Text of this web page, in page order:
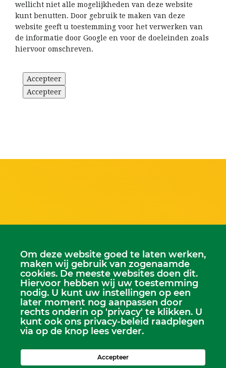
wellicht niet alle mogelijkheden van deze website
kunt benutten. Door gebruik te maken van deze
website geeft u toestemming voor het verwerken van
de informatie door Google en voor de doeleinden zoals
hiervoor omschreven.
Accepteer
Accepteer
Scriba
Dhr. Leen Kruithof
scriba@kerkheerjansdam.nl
Om deze website goed te laten werken,
maken wij gebruik van zogenaamde
cookies. De meeste websites doen dit.
Hiervoor hebben wij uw toestemming
nodig. U kunt uw instellingen op een
later moment nog aanpassen door
rechts onderin op 'privacy' te klikken. U
kunt ook ons privacy-beleid raadplegen
via op de knop lees verder.
Accepteer